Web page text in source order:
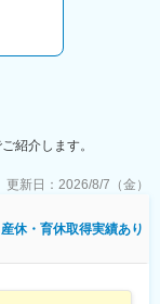
ドネシア ジャカル
ヨーロッパへの直
ックスゴム製品の
す。
査、書類の作成を
平均的な実績とし
ることにより、お
利益につながりま
ため先輩社員と半年
張が月に2回程度発生
紹介します。
更新日： 2026/8/7（金）
産休・育休取得実績あり